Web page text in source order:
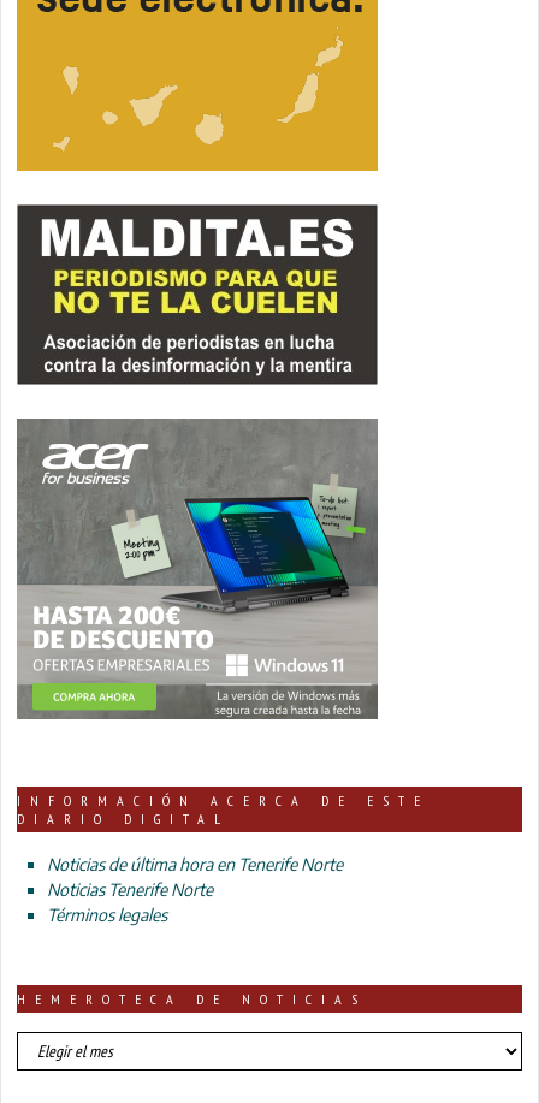
INFORMACIÓN ACERCA DE ESTE
DIARIO DIGITAL
Noticias de última hora en Tenerife Norte
Noticias Tenerife Norte
Términos legales
HEMEROTECA DE NOTICIAS
HEMEROTECA
DE